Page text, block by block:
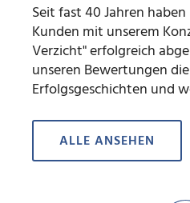
Seit fast 40 Jahren
Kunden mit unserem
Verzicht" erfolgreich
unseren Bewertungen
Erfolgsgeschichten und
ALLE ANSEHEN